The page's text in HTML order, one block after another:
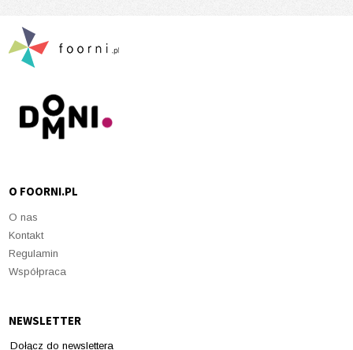
O FOORNI.PL
O nas
Kontakt
Regulamin
Współpraca
NEWSLETTER
Dołącz do newslettera